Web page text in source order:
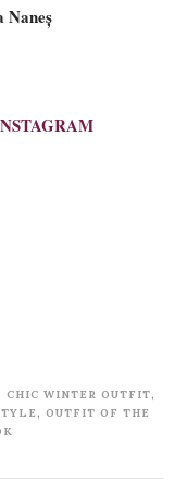
CHIC WINTER OUTFIT,
, OUTFIT OF THE